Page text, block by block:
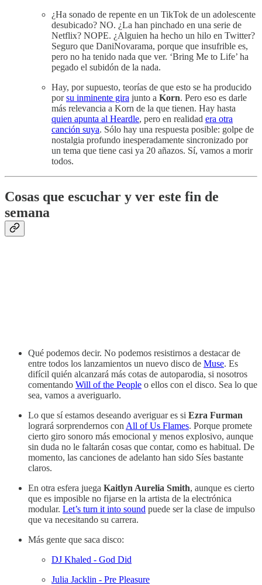
¿Ha sonado de repente en un TikTok de un adolescente
desubicado? NO. ¿La han pinchado en una serie de
Netflix? NOPE. ¿Alguien ha hecho un hilo en Twitter?
Seguro que DaniNovarama, porque que insufrible es,
pero no ha tenido nada que ver. ‘Bring Me to Life’ ha
pegado el subidón de la nada.
Hay, por supuesto, teorías de que esto se ha producido
porsu inminente gira junto a Korn. Pero eso es darle
más relevancia a Korn de la que tienen. Hay hasta
quien apunta al Heardle, pero en realidad era otra
canción suya. Sólo hay una respuesta posible: golpe de
nostalgia profundo inesperadamente sincronizado por
un tema que tiene casi ya 20 añazos. Sí, vamos a morir
todos.
Cosas que escuchar y ver este fin de
semana
Qué podemos decir. No podemos resistirnos a destacar de
entre todos los lanzamientos un nuevo disco de Muse. Es
difícil quién alcanzará más cotas de autoparodia, si nosotros
comentando Will of the People o ellos con el disco. Sea lo que
sea, vamos a averiguarlo.
Lo que sí estamos deseando averiguar es si Ezra Furman
logrará sorprendernos con All of Us Flames. Porque promete
cierto giro sonoro más emocional y menos explosivo, aunque
sin duda no le faltarán cosas que contar, como es habitual. De
momento, las canciones de adelanto han sido Síes bastante
claros.
En otra esfera juega Kaitlyn Aurelia Smith, aunque es cierto
que es imposible no fijarse en la artista de la electrónica
modular. Let’s turn it into sound puede ser la clase de impulso
que va necesitando su carrera.
Más gente que saca disco:
DJ Khaled - God Did
Julia Jacklin - Pre Pleasure